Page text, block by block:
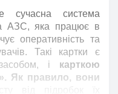
сучасна система
АЗС, яка працює в
оперативність та
Такі картки є
і карткою
Як правило, вони